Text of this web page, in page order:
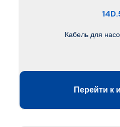
Кабель для
Перейти к